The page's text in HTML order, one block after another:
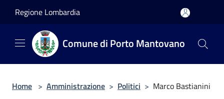
Regione Lombardia
Comune di Porto Mantovano
Home > Amministrazione > Politici > Marco Bastianini